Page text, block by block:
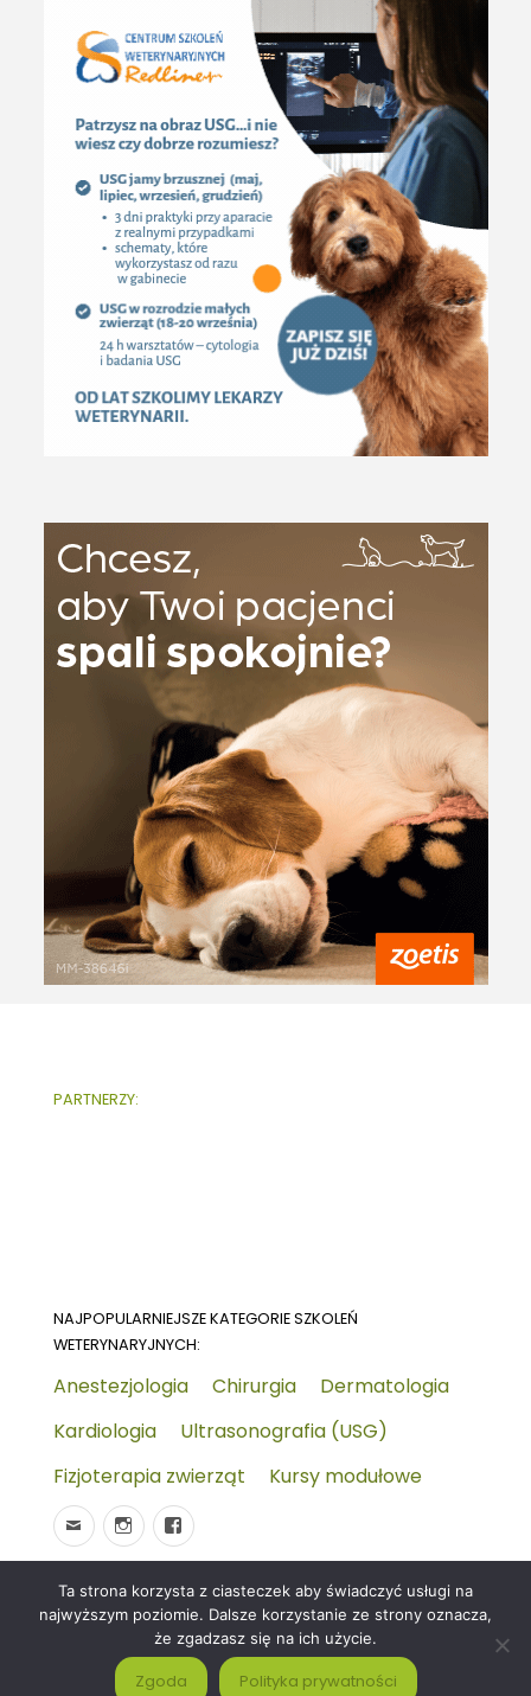
PARTNERZY:
NAJPOPULARNIEJSZE KATEGORIE SZKOLEŃ
WETERYNARYJNYCH:
Anestezjologia Chirurgia
Dermatologia
Kardiologia
Ultrasonografia (USG)
Fizjoterapia zwierząt
Kursy modułowe
© 2026Wydarzenia-wet.pl
Polityka prywatności i
RODO
Czym jest strona KALENDARZ WYDARZEŃ
WETERYNARYJNYCH?
Ta strona korzysta z ciasteczek aby świadczyć usługi na
najwyższym poziomie. Dalsze korzystanie ze strony oznacza,
że zgadzasz się na ich użycie.
Zgoda Polityka prywatności